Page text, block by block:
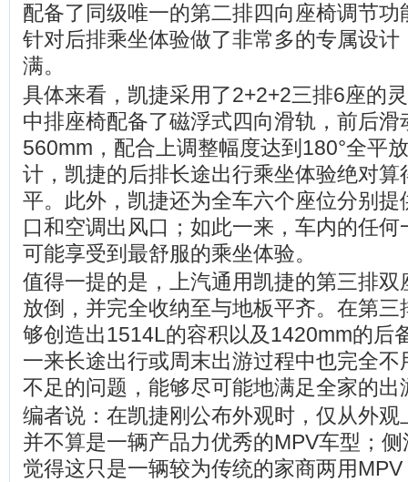
资讯 选车
配备了同级唯一的第二排四向座椅调节
针对后排乘坐体验做了非常多的专属设计
满。
具体来看，凯捷采用了2+2+2三排6座的
中排座椅配备了磁浮式四向滑轨，前后滑
560mm，配合上调整幅度达到180°全平
计，凯捷的后排长途出行乘坐体验绝对算
平。此外，凯捷还为全车六个座位分别提
口和空调出风口；如此一来，车内的任
可能享受到最舒服的乘坐体验。
值得一提的是，上汽通用凯捷的第三排双
放倒，并完全收纳至与地板平齐。在第
够创造出1514L的容积以及1420mm的后
一来长途出行或周末出游过程中也完全
不足的问题，能够尽可能地满足全家的出
编者说：在凯捷刚公布外观时，仅从外观
并不算是一辆产品力优秀的MPV车型；
觉得这只是一辆较为传统的家商两用